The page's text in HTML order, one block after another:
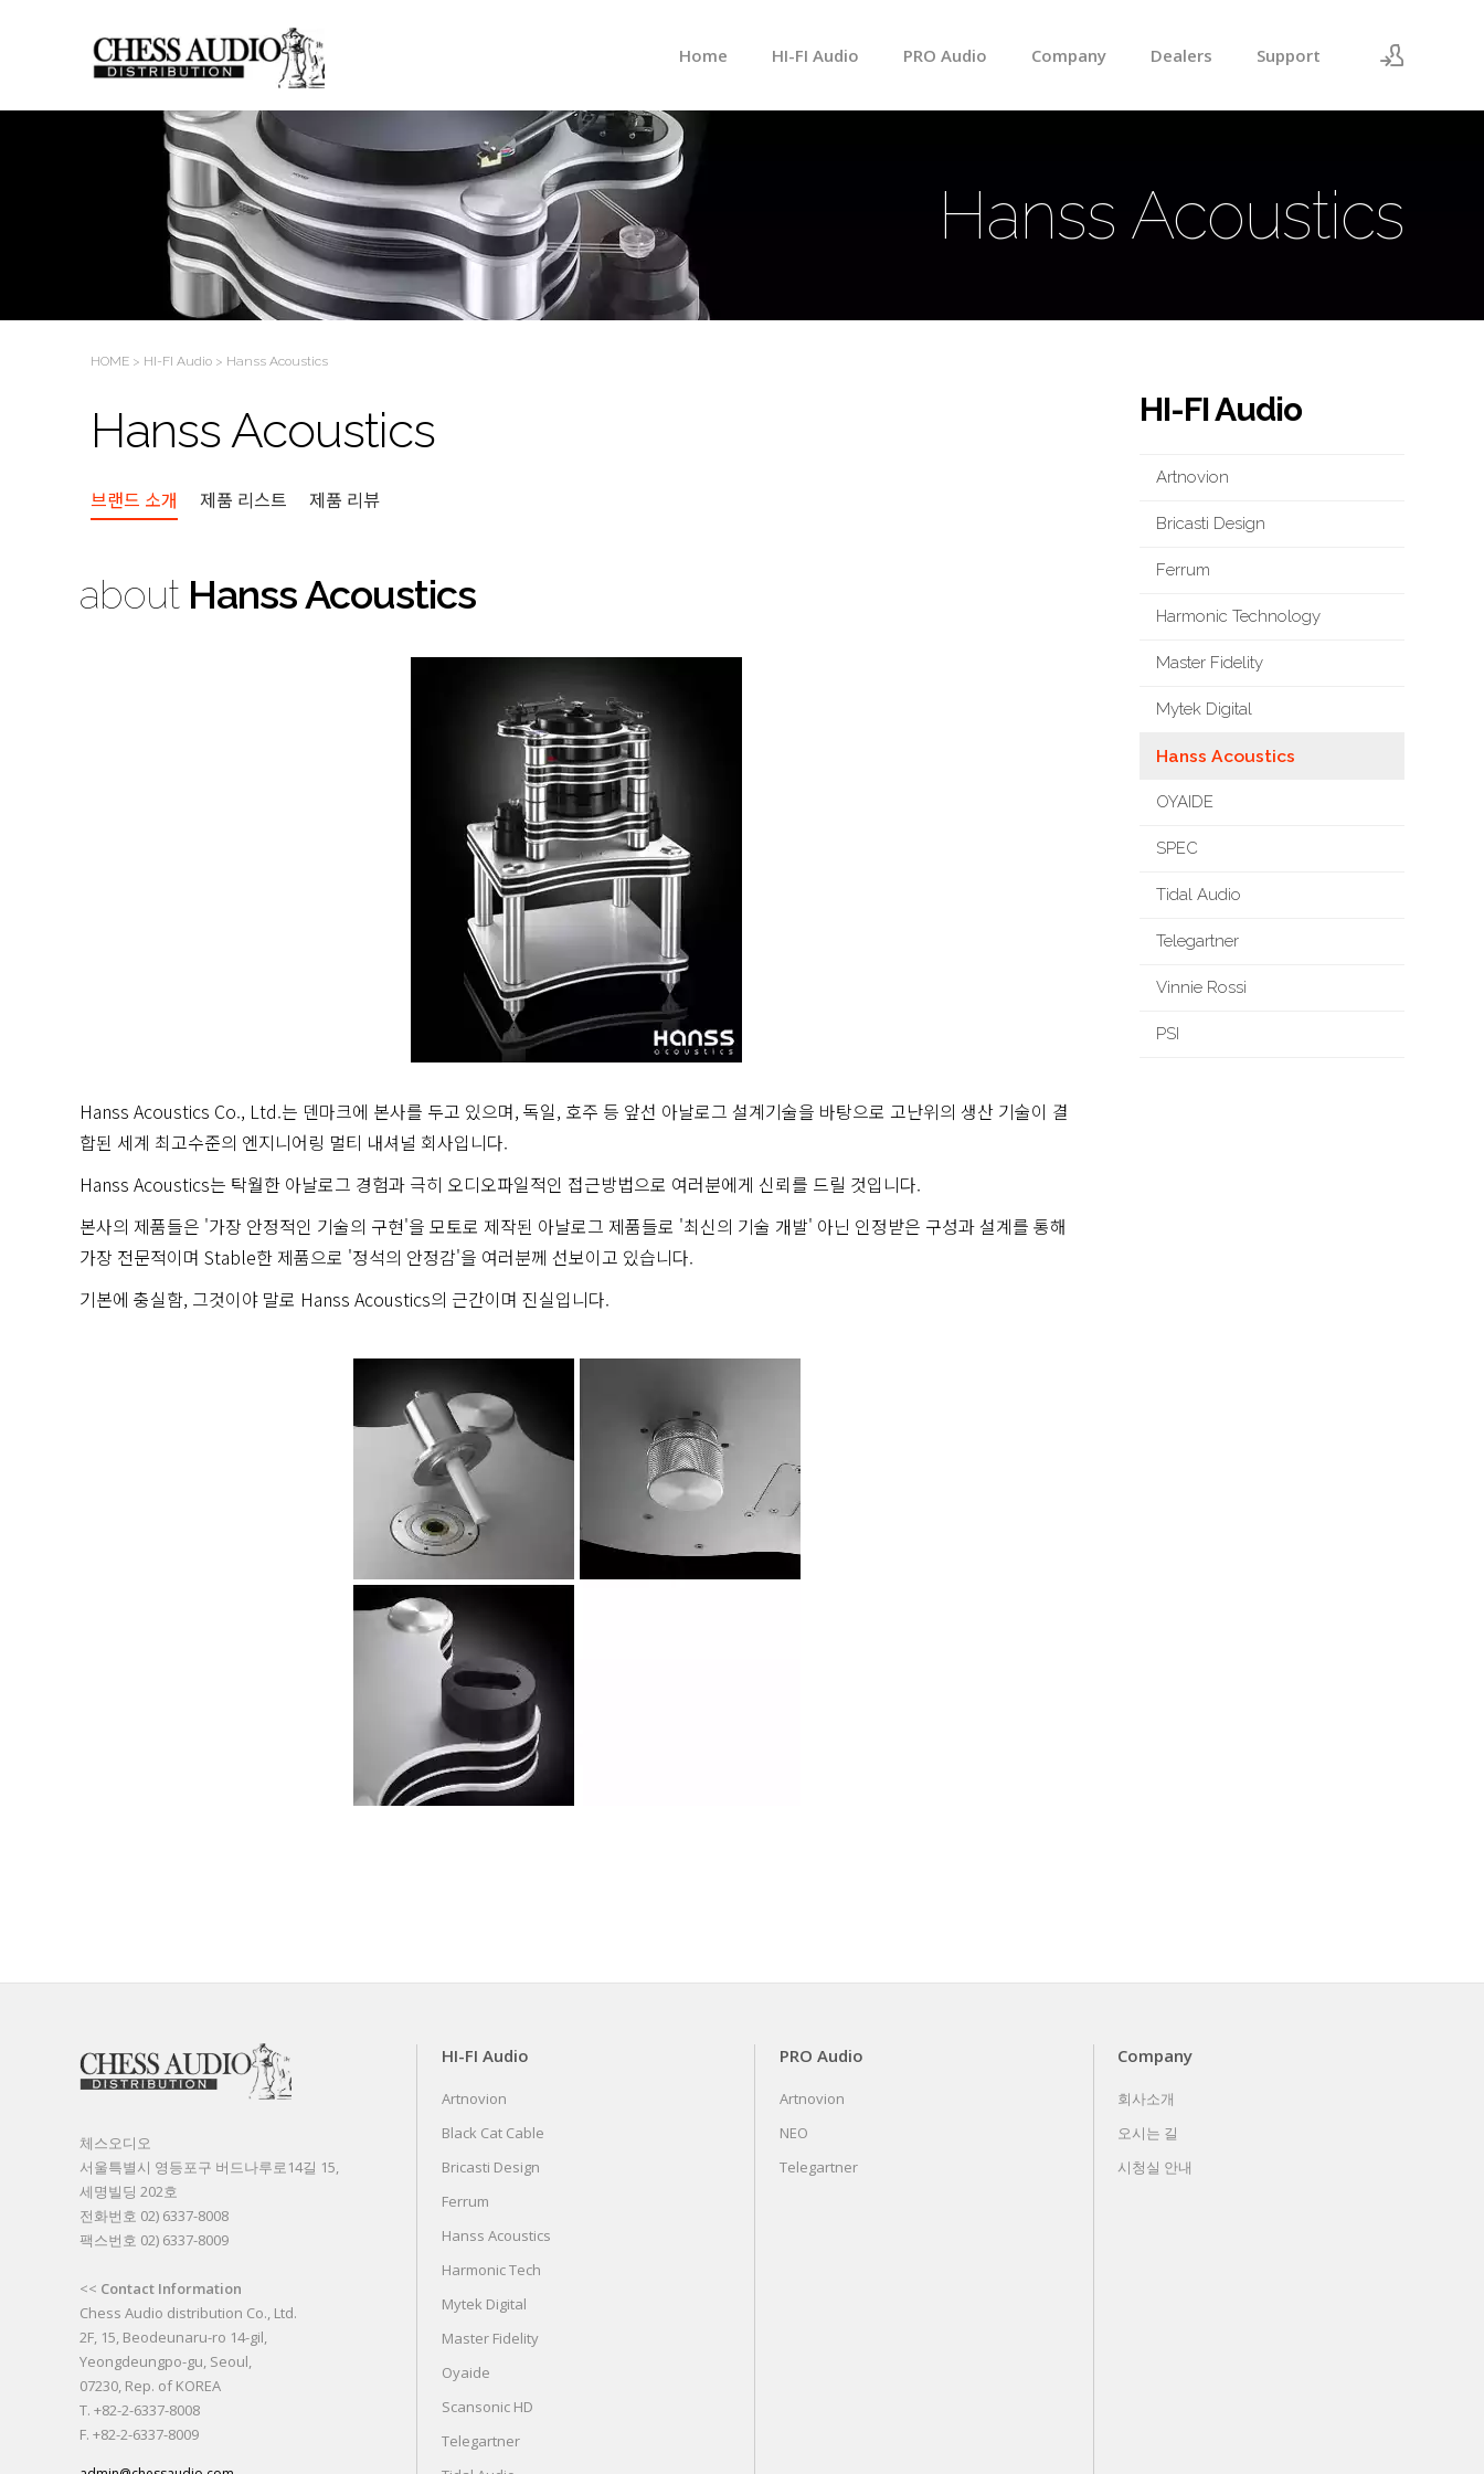
Home HI-FI Audio PRO Audio Company Dealers Support
Hanss Acoustics
HI-FI Audio
Artnovion
Bricasti Design
Ferrum
Harmonic Technology
Master Fidelity
Mytek Digital
Hanss Acoustics
OYAIDE
SPEC
Tidal Audio
Telegartner
Vinnie Rossi
PSI
HOME > HI-FI Audio > Hanss Acoustics
Hanss Acoustics
브랜드 소개 제품 리스트 제품 리뷰
aboutHanss Acoustics
Hanss Acoustics Co., Ltd.는 덴마크에 본사를 두고 있으며, 독일, 호주 등 앞선 아날로그 설계기술을 바탕으로 고난위의 생산 기술이 결
합된 세계 최고수준의 엔지니어링 멀티 내셔널 회사입니다.
Hanss Acoustics는 탁월한 아날로그 경험과 극히 오디오파일적인 접근방법으로 여러분에게 신뢰를 드릴 것입니다.
본사의 제품들은 '가장 안정적인 기술의 구현'을 모토로 제작된 아날로그 제품들로 '최신의 기술 개발' 아닌 인정받은 구성과 설계를 통해
가장 전문적이며 Stable한 제품으로 '정석의 안정감'을 여러분께 선보이고 있습니다.
기본에 충실함, 그것이야 말로 Hanss Acoustics의 근간이며 진실입니다.
체스오디오
서울특별시 영등포구 버드나루로14길 15,
세명빌딩 202호
전화번호 02) 6337-8008
팩스번호 02) 6337-8009
<< Contact Information
Chess Audio distribution Co., Ltd.
2F, 15, Beodeunaru-ro 14-gil,
Yeongdeungpo-gu, Seoul,
07230, Rep. of KOREA
T. +82-2-6337-8008
F. +82-2-6337-8009
HI-FI Audio
Artnovion
Black Cat Cable
Bricasti Design
Ferrum
Hanss Acoustics
Harmonic Tech
Mytek Digital
Master Fidelity
Oyaide
Scansonic HD
Telegartner
PRO Audio
Artnovion
NEO
Telegartner
Company
회사소개
오시는 길
시청실 안내